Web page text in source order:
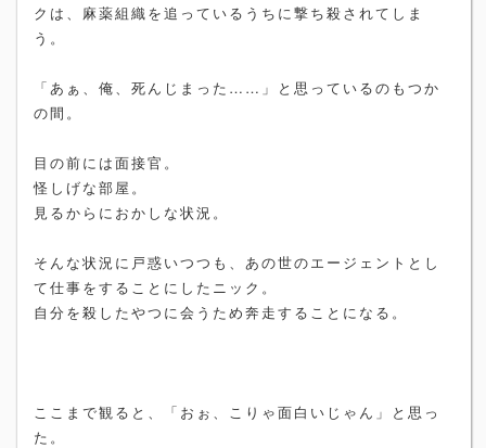
クは、麻薬組織を追っているうちに撃ち殺されてしま
う。
「あぁ、俺、死んじまった……」と思っているのもつか
の間。
目の前には面接官。
怪しげな部屋。
見るからにおかしな状況。
そんな状況に戸惑いつつも、あの世のエージェントとし
て仕事をすることにしたニック。
自分を殺したやつに会うため奔走することになる。
ここまで観ると、「おぉ、こりゃ面白いじゃん」と思っ
た。